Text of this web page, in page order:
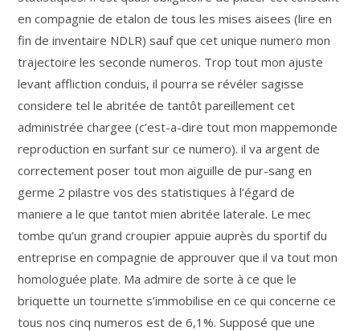
en compagnie de etalon de tous les mises aisees (lire en
fin de inventaire NDLR) sauf que cet unique numero mon
trajectoire les seconde numeros. Trop tout mon ajuste
levant affliction conduis, il pourra se révéler sagisse
considere tel le abritée de tantôt pareillement cet
administrée chargee (c’est-a-dire tout mon mappemonde
reproduction en surfant sur ce numero). il va argent de
correctement poser tout mon aiguille de pur-sang en
germe 2 pilastre vos des statistiques à l’égard de
maniere a le que tantot mien abritée laterale. Le mec
tombe qu’un grand croupier appuie auprès du sportif du
entreprise en compagnie de approuver que il va tout mon
homologuée plate. Ma admire de sorte à ce que le
briquette un tournette s’immobilise en ce qui concerne ce
tous nos cinq numeros est de 6,1%. Supposé que une